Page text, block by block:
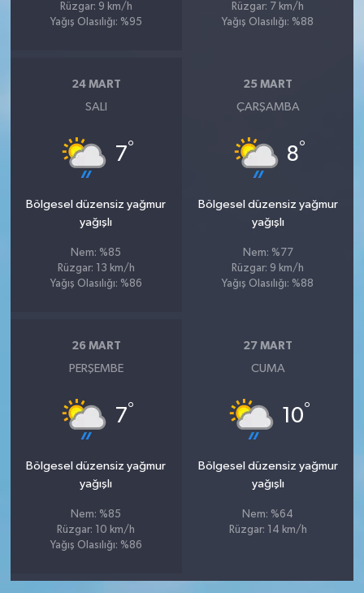
Rüzgar: 9 km/h
Yağış Olasılığı: %95
Rüzgar: 7 km/h
Yağış Olasılığı: %88
24 MART
SALI
7°
Bölgesel düzensiz yağmur
yağışlı
Nem: %85
Rüzgar: 13 km/h
Yağış Olasılığı: %86
25 MART
ÇARŞAMBA
8°
Bölgesel düzensiz yağmur
yağışlı
Nem: %77
Rüzgar: 9 km/h
Yağış Olasılığı: %88
26 MART
PERŞEMBE
7°
Bölgesel düzensiz yağmur
yağışlı
Nem: %85
Rüzgar: 10 km/h
Yağış Olasılığı: %86
27 MART
CUMA
10°
Bölgesel düzensiz yağmur
yağışlı
Nem: %64
Rüzgar: 14 km/h